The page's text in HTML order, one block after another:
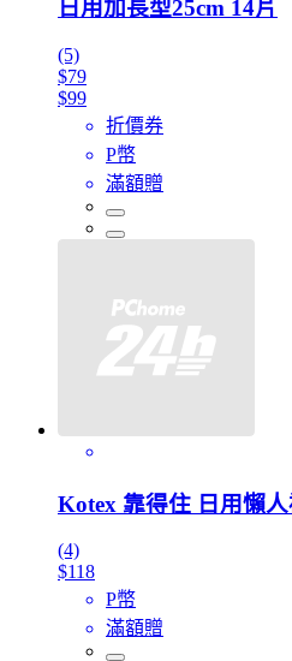
日用加長型25cm 14片
(5)
$79
$99
折價券
P幣
滿額贈
Kotex 靠得住 日用懶
(4)
$118
P幣
滿額贈